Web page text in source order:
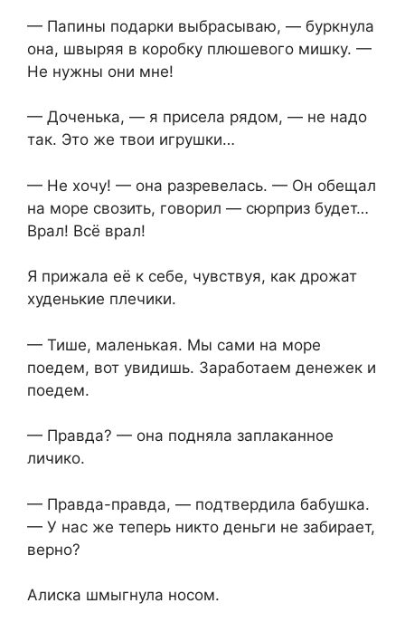
— Папины подарки выбрасываю, — буркнула
она, швыряя в коробку плюшевого мишку. —
Не нужны они мне!
— Доченька, — я присела рядом, — не надо
так. Это же твои игрушки…
— Не хочу! — она разревелась. — Он обещал
на море свозить, говорил — сюрприз будет…
Врал! Всё врал!
Я прижала её к себе, чувствуя, как дрожат
худенькие плечики.
— Тише, маленькая. Мы сами на море
поедем, вот увидишь. Заработаем денежек и
поедем.
— Правда? — она подняла заплаканное
личико.
— Правда-правда, — подтвердила бабушка.
— У нас же теперь никто деньги не забирает,
верно?
Алиска шмыгнула носом.